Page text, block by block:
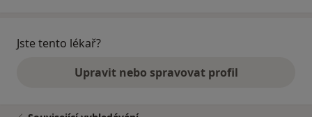
Jste tento lékař?
Upravit nebo spravovat profil